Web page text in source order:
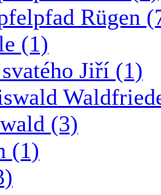
Rügen
(1)
Jiří (1)
(3)
(1)